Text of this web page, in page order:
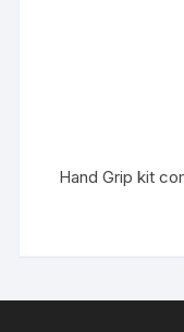
Hand Grip kit